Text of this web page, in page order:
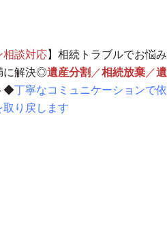
相談対応】相続トラブルでお悩み
に解決◎遺産分割 ／相続放棄 ／遺
◆丁寧なコミュニケーションで依
り戻します